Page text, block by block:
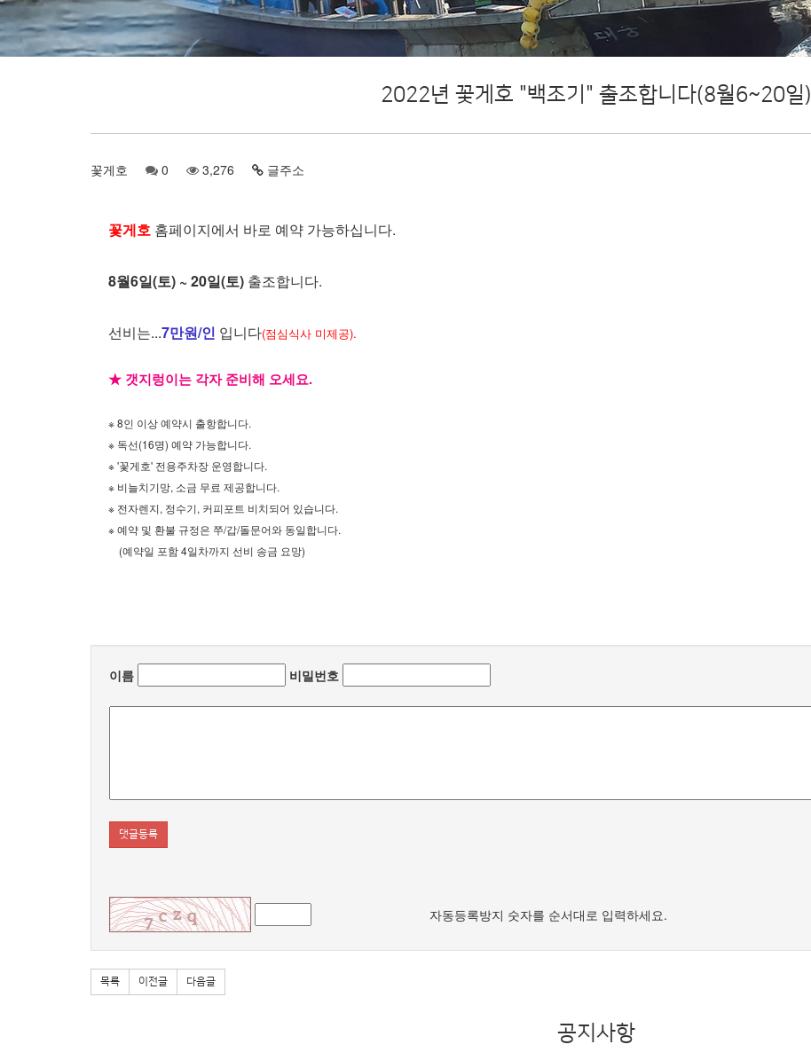
2022년 꽃게호 "백조기" 출조합니다(8월6~20일)
꽃게호 0 3,276 글주소
꽃게호 홈페이지에서 바로 예약 가능하십니다.
8월6일(토) ~ 20일(토) 출조합니다.
선비는...7만원/인 입니다(점심식사 미제공).
★ 갯지렁이는 각자 준비해 오세요.
※ 8인 이상 예약시 출항합니다.
※ 독선(16명) 예약 가능합니다.
※ '꽃게호' 전용주차장 운영합니다.
※ 비늘치기망, 소금 무료 제공합니다.
※ 전자렌지, 정수기, 커피포트 비치되어 있습니다.
※ 예약 및 환불 규정​은 쭈/갑/돌문어와 동일합니다.
(예약일 포함 4일차까지 선비 송금 요망)​
이름 비밀번호
댓글등록
자동등록방지 숫자를 순서대로 입력하세요.
목록 이전글 다음글
공지사항